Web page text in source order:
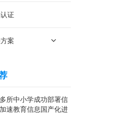
证
案
所中小学成功部署信
速教育信息国产化进